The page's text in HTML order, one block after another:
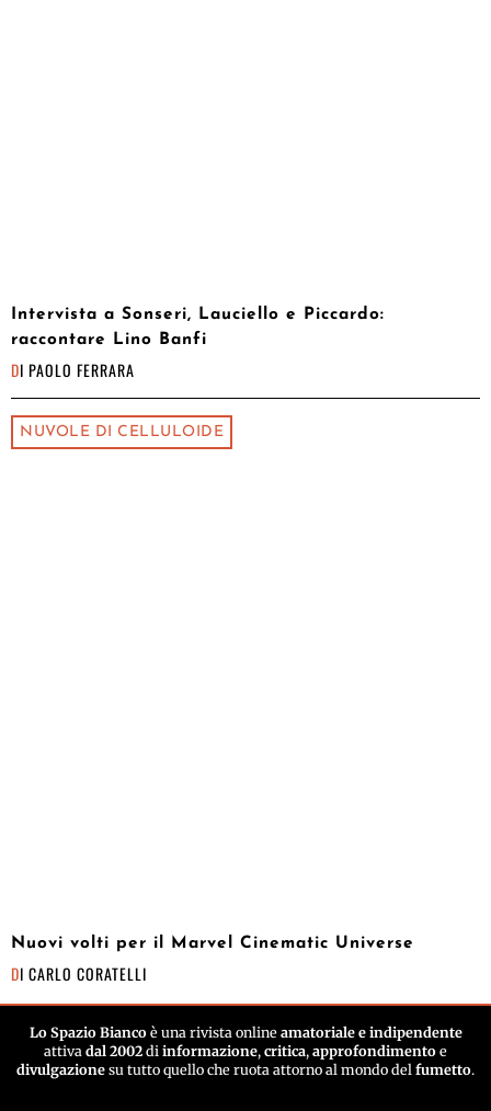
Intervista a Sonseri, Lauciello e Piccardo:
raccontare Lino Banfi
DI PAOLO FERRARA
NUVOLE DI CELLULOIDE
Nuovi volti per il Marvel Cinematic Universe
DI CARLO CORATELLI
Lo Spazio Biancoè una rivista online amatoriale e indipendente
attiva dal 2002 di informazione, critica, approfondimento e
divulgazione su tutto quello che ruota attorno al mondo del fumetto.